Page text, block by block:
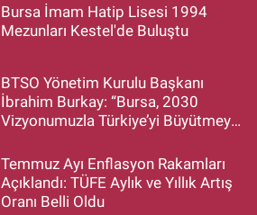
Bursa İmam Hatip Lisesi 1994
Mezunları Kestel'de Buluştu
BTSO Yönetim Kurulu Başkanı
İbrahim Burkay: “Bursa, 2030
Vizyonumuzla Türkiye’yi Büyütmeye
Temmuz Ayı Enflasyon Rakamları
Açıklandı: TÜFE Aylık ve Yıllık Artış
Oranı Belli Oldu